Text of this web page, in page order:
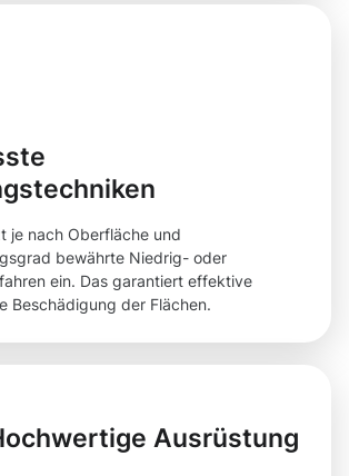
je nach Oberfläche und
bewährte Niedrig- oder
ein. Das garantiert effektive
Beschädigung der Flächen.
Ausrüstung